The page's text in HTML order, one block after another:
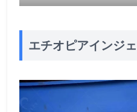
エチオピアインジ